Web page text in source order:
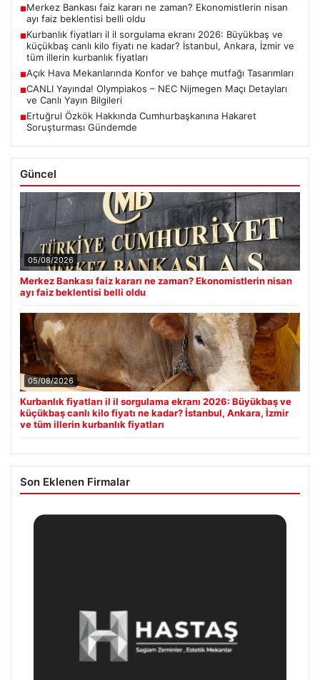
■Merkez Bankası faiz kararı ne zaman? Ekonomistlerin nisan
ayı faiz beklentisi belli oldu
■Kurbanlık fiyatları il il sorgulama ekranı 2026: Büyükbaş ve
küçükbaş canlı kilo fiyatı ne kadar? İstanbul, Ankara, İzmir ve
tüm illerin kurbanlık fiyatları
■Açık Hava Mekanlarında Konfor ve bahçe mutfağı Tasarımları
■CANLI Yayında! Olympiakos – NEC Nijmegen Maçı Detayları
ve Canlı Yayın Bilgileri
■Ertuğrul Özkök Hakkında Cumhurbaşkanına Hakaret
Soruşturması Gündemde
Güncel
05/08/2026
Merkez Bankası faiz kararı ne zaman? Ekonomistlerin nisan
ayı faiz beklentisi belli oldu
05/08/2026
Kurbanlık fiyatları il il sorgulama ekranı 2026: Büyükbaş ve
küçükbaş canlı kilo fiyatı ne kadar? İstanbul, Ankara, İzmir
ve tüm illerin kurbanlık fiyatları
Son Eklenen Firmalar